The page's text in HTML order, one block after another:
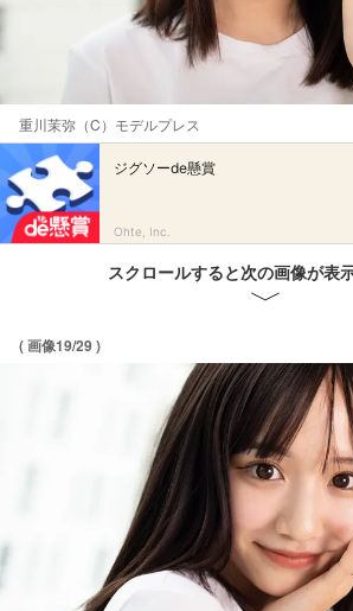
重川茉弥（C）モデルプレス
ジグソーde懸賞
Ohte, Inc.
スクロールすると次の画像が表
( 画像19/29 )